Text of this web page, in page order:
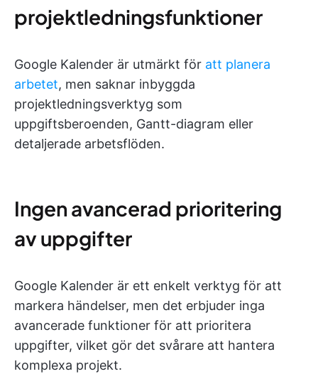
projektledningsfunktioner
Google Kalender är utmärkt för att planera
arbetet, men saknar inbyggda
projektledningsverktyg som
uppgiftsberoenden, Gantt-diagram eller
detaljerade arbetsflöden.
Ingen avancerad prioritering
av uppgifter
Google Kalender är ett enkelt verktyg för att
markera händelser, men det erbjuder inga
avancerade funktioner för att prioritera
uppgifter, vilket gör det svårare att hantera
komplexa projekt.